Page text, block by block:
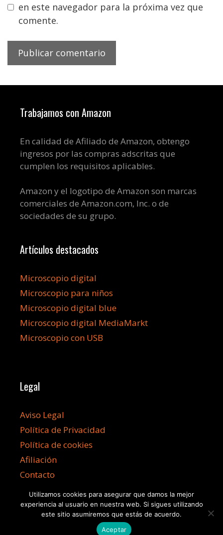
en este navegador para la próxima vez que
comente.
Trabajamos con Amazon
En calidad de Afiliado de Amazon, obtengo
ingresos por las compras adscritas que
cumplen los requisitos aplicables.
Amazon y el logotipo de Amazon son marcas
comerciales de Amazon.com, Inc. o de
sociedades de su grupo.
Artículos destacados
Microscopio digital
Microscopio para niños
Microscopio digital blue
Microscopio digital MediaMarkt
Microscopio con USB
Legal
Aviso Legal
Política de Privacidad
Política de cookies
Afiliación
Contacto
©2026 Microscopioss.com
Utilizamos cookies para asegurar que damos la mejor
experiencia al usuario en nuestra web. Si sigues utilizando
este sitio asumiremos que estás de acuerdo.
Aceptar